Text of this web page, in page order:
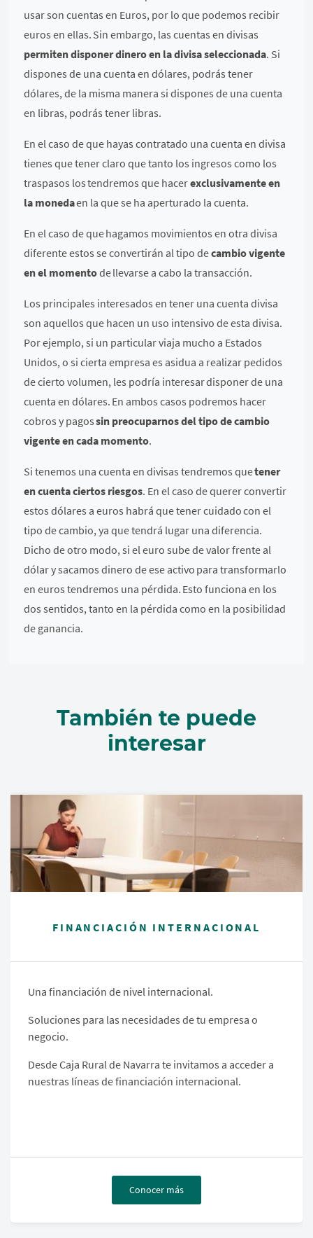
usar son cuentas en Euros, por lo que podemos recibir
euros en ellas. Sin embargo, las cuentas en divisas
permiten disponer dinero en la divisa seleccionada. Si
dispones de una cuenta en dólares, podrás tener
dólares, de la misma manera si dispones de una cuenta
en libras, podrás tener libras.
En el caso de que hayas contratado una cuenta en divisa
tienes que tener claro que tanto los ingresos como los
traspasos los tendremos que hacerexclusivamente en
la monedaen la que se ha aperturado la cuenta.
En el caso de que hagamos movimientos en otra divisa
diferente estos se convertirán al tipo decambio vigente
en el momentode llevarse a cabo la transacción.
Los principales interesados en tener una cuenta divisa
son aquellos que hacen un uso intensivo de esta divisa.
Por ejemplo, si un particular viaja mucho a Estados
Unidos, o si cierta empresa es asidua a realizar pedidos
de cierto volumen, les podría interesar disponer de una
cuenta en dólares. En ambos casos podremos hacer
cobros y pagossin preocuparnos del tipo de cambio
vigente en cada momento.
Si tenemos una cuenta en divisas tendremos quetener
en cuenta ciertos riesgos. En el caso de querer convertir
estos dólares a euros habrá que tener cuidado con el
tipo de cambio, ya que tendrá lugar una diferencia.
Dicho de otro modo, si el euro sube de valor frente al
dólar y sacamos dinero de ese activo para transformarlo
en euros tendremos una pérdida. Esto funciona en los
dos sentidos, tanto en la pérdida como en la posibilidad
de ganancia.
También te puede
interesar
FINANCIACIÓN INTERNACIONAL
Una financiación de nivel internacional.
Soluciones para las necesidades de tu empresa o
negocio.
Desde Caja Rural de Navarra te invitamos a acceder a
nuestras líneas de financiación internacional.
Conocer más